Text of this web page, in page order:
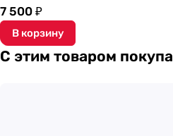
7 500 ₽
В корзину
С этим товаром